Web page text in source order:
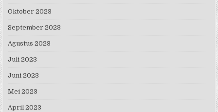
Oktober 2023
September 2023
Agustus 2023
Juli 2023
Juni 2023
Mei 2023
April 2023